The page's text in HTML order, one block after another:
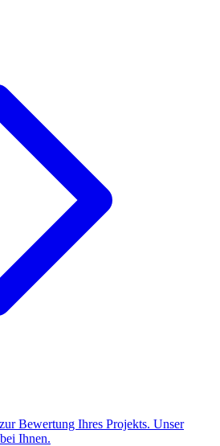
Bewertung Ihres Projekts. Unser
Ihnen.